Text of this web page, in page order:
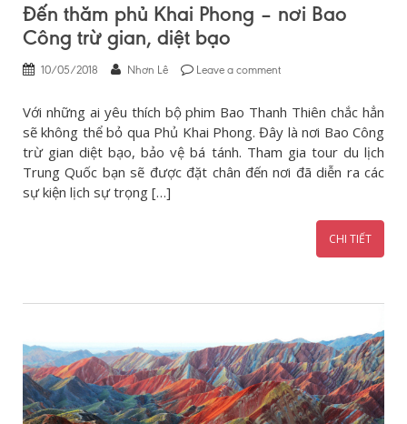
Đến thăm phủ Khai Phong – nơi Bao
Công trừ gian, diệt bạo
10/05/2018 Nhơn Lê Leave a comment
Với những ai yêu thích bộ phim Bao Thanh Thiên chắc hẳn
sẽ không thể bỏ qua Phủ Khai Phong. Đây là nơi Bao Công
trừ gian diệt bạo, bảo vệ bá tánh. Tham gia tour du lịch
Trung Quốc bạn sẽ được đặt chân đến nơi đã diễn ra các
sự kiện lịch sự trọng […]
CHI TIẾT